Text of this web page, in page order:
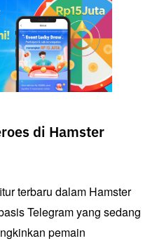
di Hamster
terbaru dalam Hamster
Telegram yang sedang
pemain